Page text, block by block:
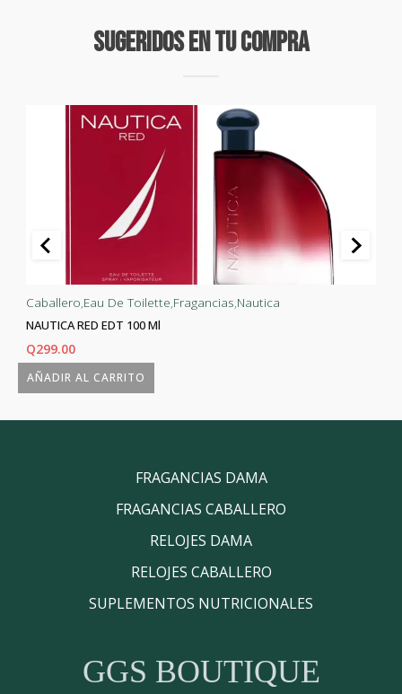
Sugeridos En Tu Compra
AÑADIR AL CARRITO
Caballero,Eau De Toilette,Fragancias,Nautica
NAUTICA RED EDT 100 Ml
Q299.00
FRAGANCIAS DAMA
FRAGANCIAS CABALLERO
RELOJES DAMA
RELOJES CABALLERO
SUPLEMENTOS NUTRICIONALES
GGS BOUTIQUE